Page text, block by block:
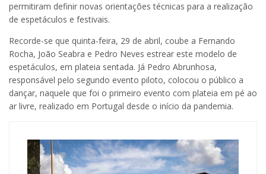
permitiram definir novas orientações técnicas para a realização
de espetáculos e festivais.
Recorde-se que quinta-feira, 29 de abril, coube a Fernando
Rocha, João Seabra e Pedro Neves estrear este modelo de
espetáculos, em plateia sentada. Já Pedro Abrunhosa,
responsável pelo segundo evento piloto, colocou o público a
dançar, naquele que foi o primeiro evento com plateia em pé ao
ar livre, realizado em Portugal desde o início da pandemia.